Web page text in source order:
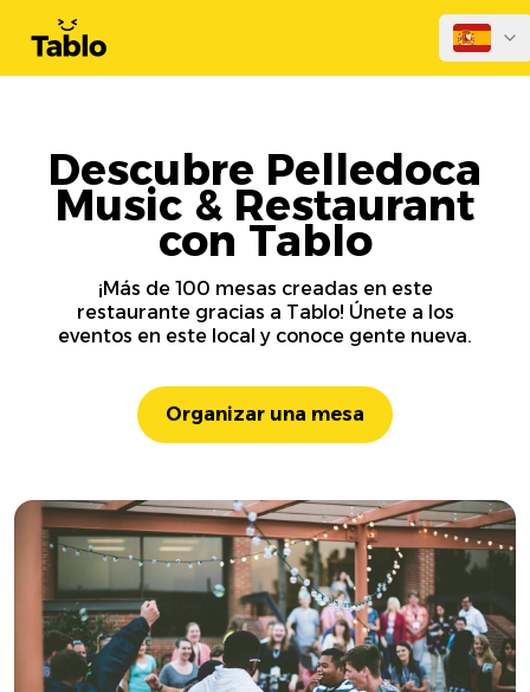
Descubre Pelledoca
Music & Restaurant
con Tablo
¡Más de 100 mesas creadas en este
restaurante gracias a Tablo! Únete a los
eventos en este local y conoce gente nueva.
Organizar una mesa